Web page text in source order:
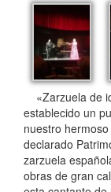
«Zarzuela de
establecido un
nuestro
declarado
zarzuela
obras de gran